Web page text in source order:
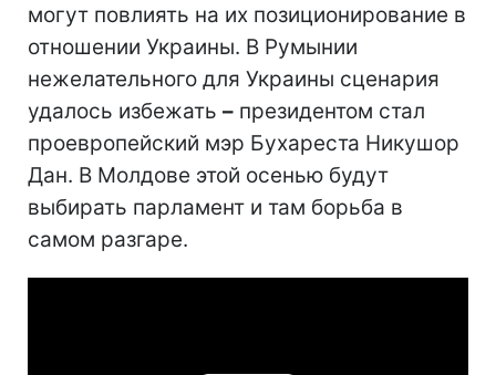
могут повлиять на их позиционирование в
отношении Украины. В Румынии
нежелательного для Украины сценария
удалось избежать – президентом стал
проевропейский мэр Бухареста Никушор
Дан. В Молдове этой осенью будут
выбирать парламент и там борьба в
самом разгаре.